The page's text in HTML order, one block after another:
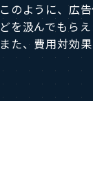
このように、広
どを汲んでもらえ
また、費用対効